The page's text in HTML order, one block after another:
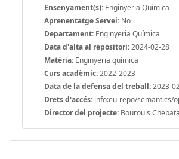
Ensenyament(s): Enginyeria Química
Aprenentatge Servei: No
Departament: Enginyeria Química
Data d'alta al repositori:2024-02-28
Matèria: Enginyeria química
Curs acadèmic:2022-2023
Data de la defensa del treball:2023-
Drets d'accés: info:eu-repo/semantics/
Director del projecte: Bourouis